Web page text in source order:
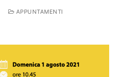
APPUNTAMENTI